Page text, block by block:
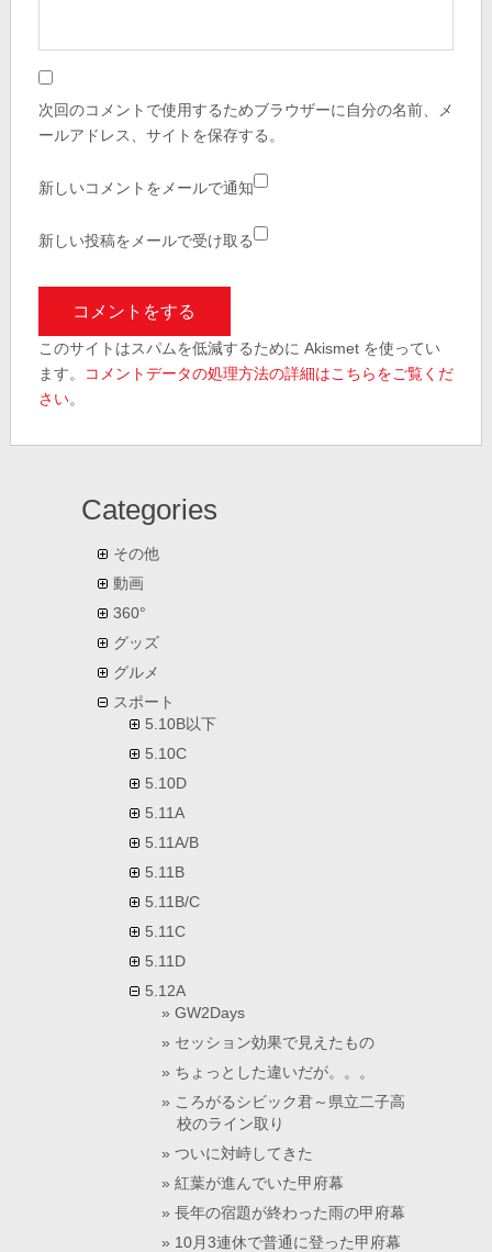
次回のコメントで使用するためブラウザーに自分の名前、メ
ールアドレス、サイトを保存する。
新しいコメントをメールで通知
新しい投稿をメールで受け取る
このサイトはスパムを低減するために Akismet を使ってい
ます。
コメントデータの処理方法の詳細はこちらをご覧くだ
さい。
Categories
その他
動画
360°
グッズ
グルメ
スポート
5.10B以下
5.10C
5.10D
5.11A
5.11A/B
5.11B
5.11B/C
5.11C
5.11D
5.12A
GW2Days
セッション効果で見えたもの
ちょっとした違いだが。。。
ころがるシビック君～県立二子高
校のライン取り
ついに対峙してきた
紅葉が進んでいた甲府幕
長年の宿題が終わった雨の甲府幕
10月3連休で普通に登った甲府幕